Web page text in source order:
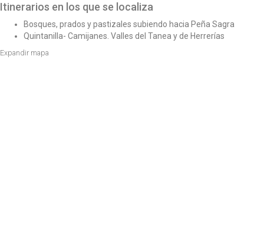
Itinerarios en los que se localiza
Bosques, prados y pastizales subiendo hacia Peña Sagra
Quintanilla- Camijanes. Valles del Tanea y de Herrerías
Expandir mapa